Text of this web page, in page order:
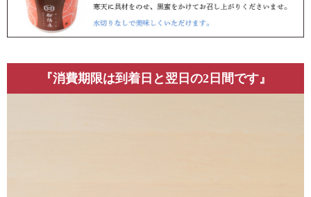
『消費期限は到着日と翌日の2日間です』